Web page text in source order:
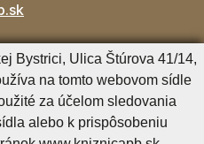
Bystrici, Ulica Štúrova 41/14,
na tomto webovom sídle
za účelom sledovania
alebo k prispôsobeniu